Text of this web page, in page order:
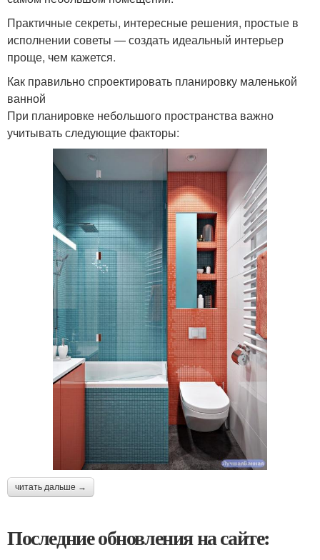
Практичные секреты, интересные решения, простые в
исполнении советы — создать идеальный интерьер
проще, чем кажется.
Как правильно спроектировать планировку маленькой
ванной
При планировке небольшого пространства важно
учитывать следующие факторы:
читать дальше →
Последние обновления на сайте: